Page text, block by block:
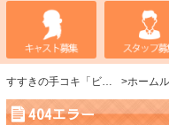
すすきの手コキ「ビデオdeはんど」 ホーム
404エラー